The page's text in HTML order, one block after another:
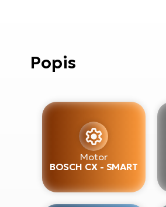
Popis
Motor
BOSCH CX - SMART